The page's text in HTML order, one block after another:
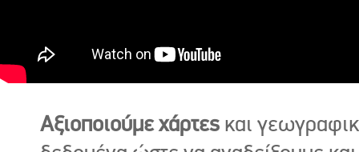
Αξιοποιούμε χάρτες και